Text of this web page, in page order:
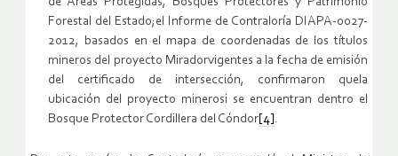
Forestal del Estado;el Informe de Contraloría DIAPA-0027-
2012, basados en el mapa de coordenadas de los títulos
mineros del proyecto Miradorvigentes a la fecha de emisión
del certificado de intersección, confirmaron quela
ubicación del proyecto minerosi se encuentran dentro el
Bosque Protector Cordillera del Cóndor[4] .